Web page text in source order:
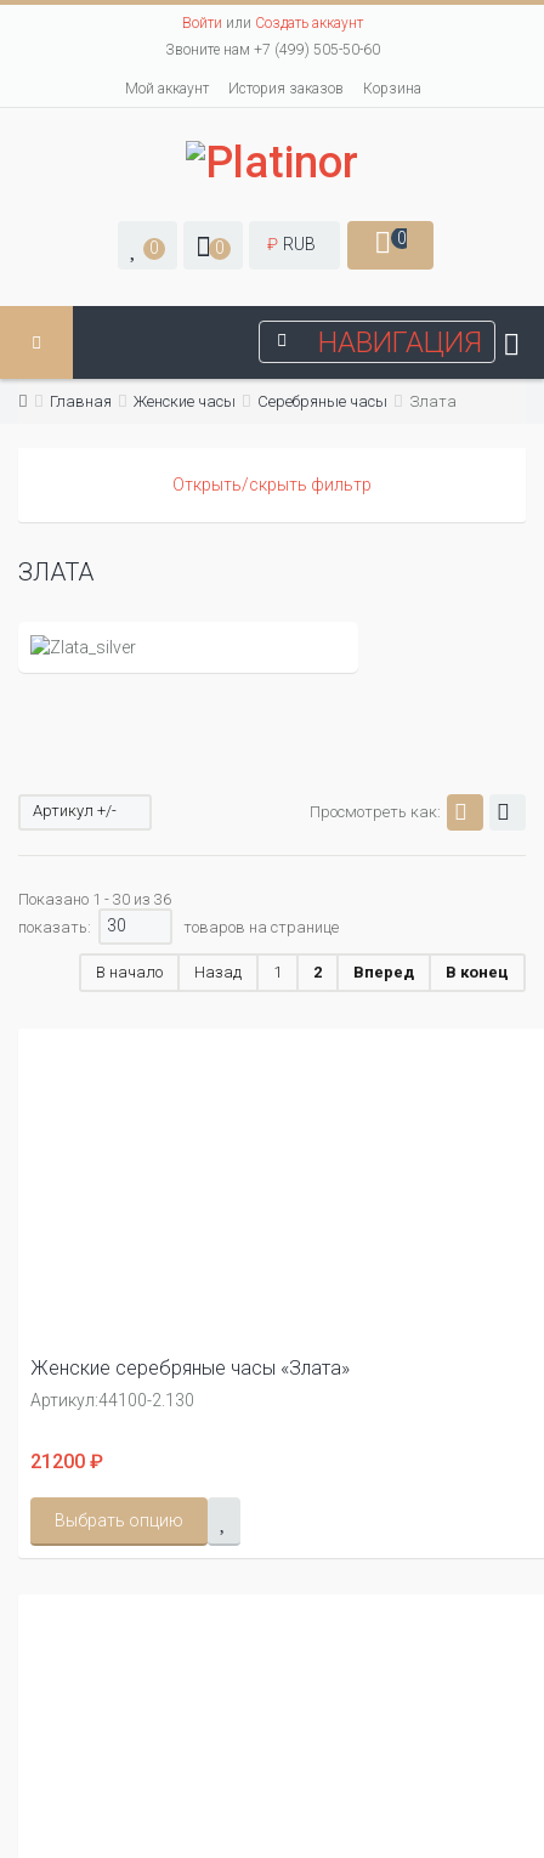
Войти или Создать аккаунт
Звоните нам +7 (499) 505-50-60
Мой аккаунт История заказов Корзина
0 0 ₽ RUB 0
НАВИГАЦИЯ
Главная Женские часы Серебряные часы Злата
Открыть/скрыть фильтр
ЗЛАТА
Просмотреть как:
Артикул +/-
Показано 1 - 30 из 36
показать:
30 товаров на странице
В начало Назад 1 2 Вперед В конец
Женские серебряные часы «Злата»
Артикул:44100-2.130
21200 ₽
Выбрать опцию